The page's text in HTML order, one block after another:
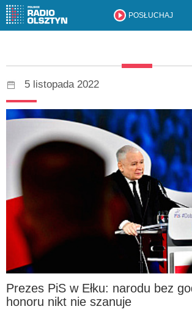
POSŁUCHAJ
5 listopada 2022
Prezes PiS w Ełku: narodu bez
honoru nikt nie szanuje